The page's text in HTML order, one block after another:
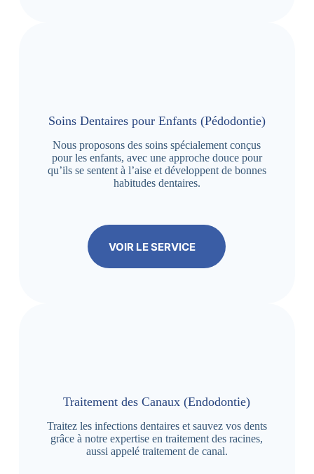
Soins Dentaires pour Enfants (Pédodontie)
Nous proposons des soins spécialement conçus
pour les enfants, avec une approche douce pour
qu’ils se sentent à l’aise et développent de bonnes
habitudes dentaires.
VOIR LE SERVICE
Traitement des Canaux (Endodontie)
Traitez les infections dentaires et sauvez vos dents
grâce à notre expertise en traitement des racines,
aussi appelé traitement de canal.